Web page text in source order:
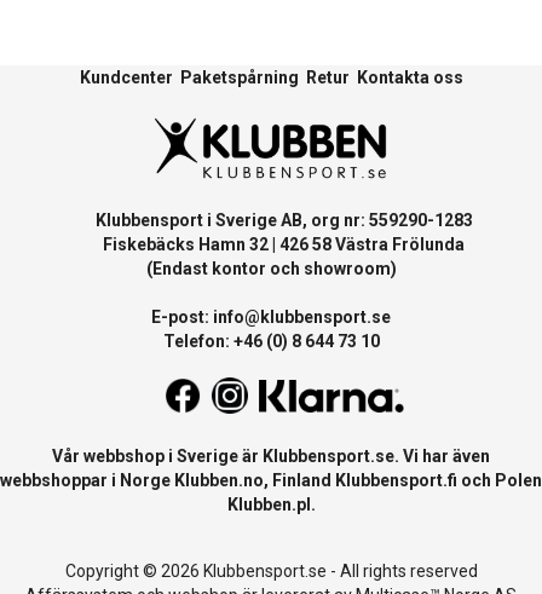
Kundcenter Paketspårning Retur Kontakta oss
Klubbensport i Sverige AB, org nr: 559290-1283
Fiskebäcks Hamn 32 | 426 58 Västra Frölunda
(Endast kontor och showroom)
E-post: info@klubbensport.se
Telefon: +46 (0) 8 644 73 10
Vår webbshop i Sverige är Klubbensport.se. Vi har även
webbshoppar i Norge Klubben.no, Finland Klubbensport.fi och Polen
Klubben.pl .
Copyright © 2026 Klubbensport.se - All rights reserved